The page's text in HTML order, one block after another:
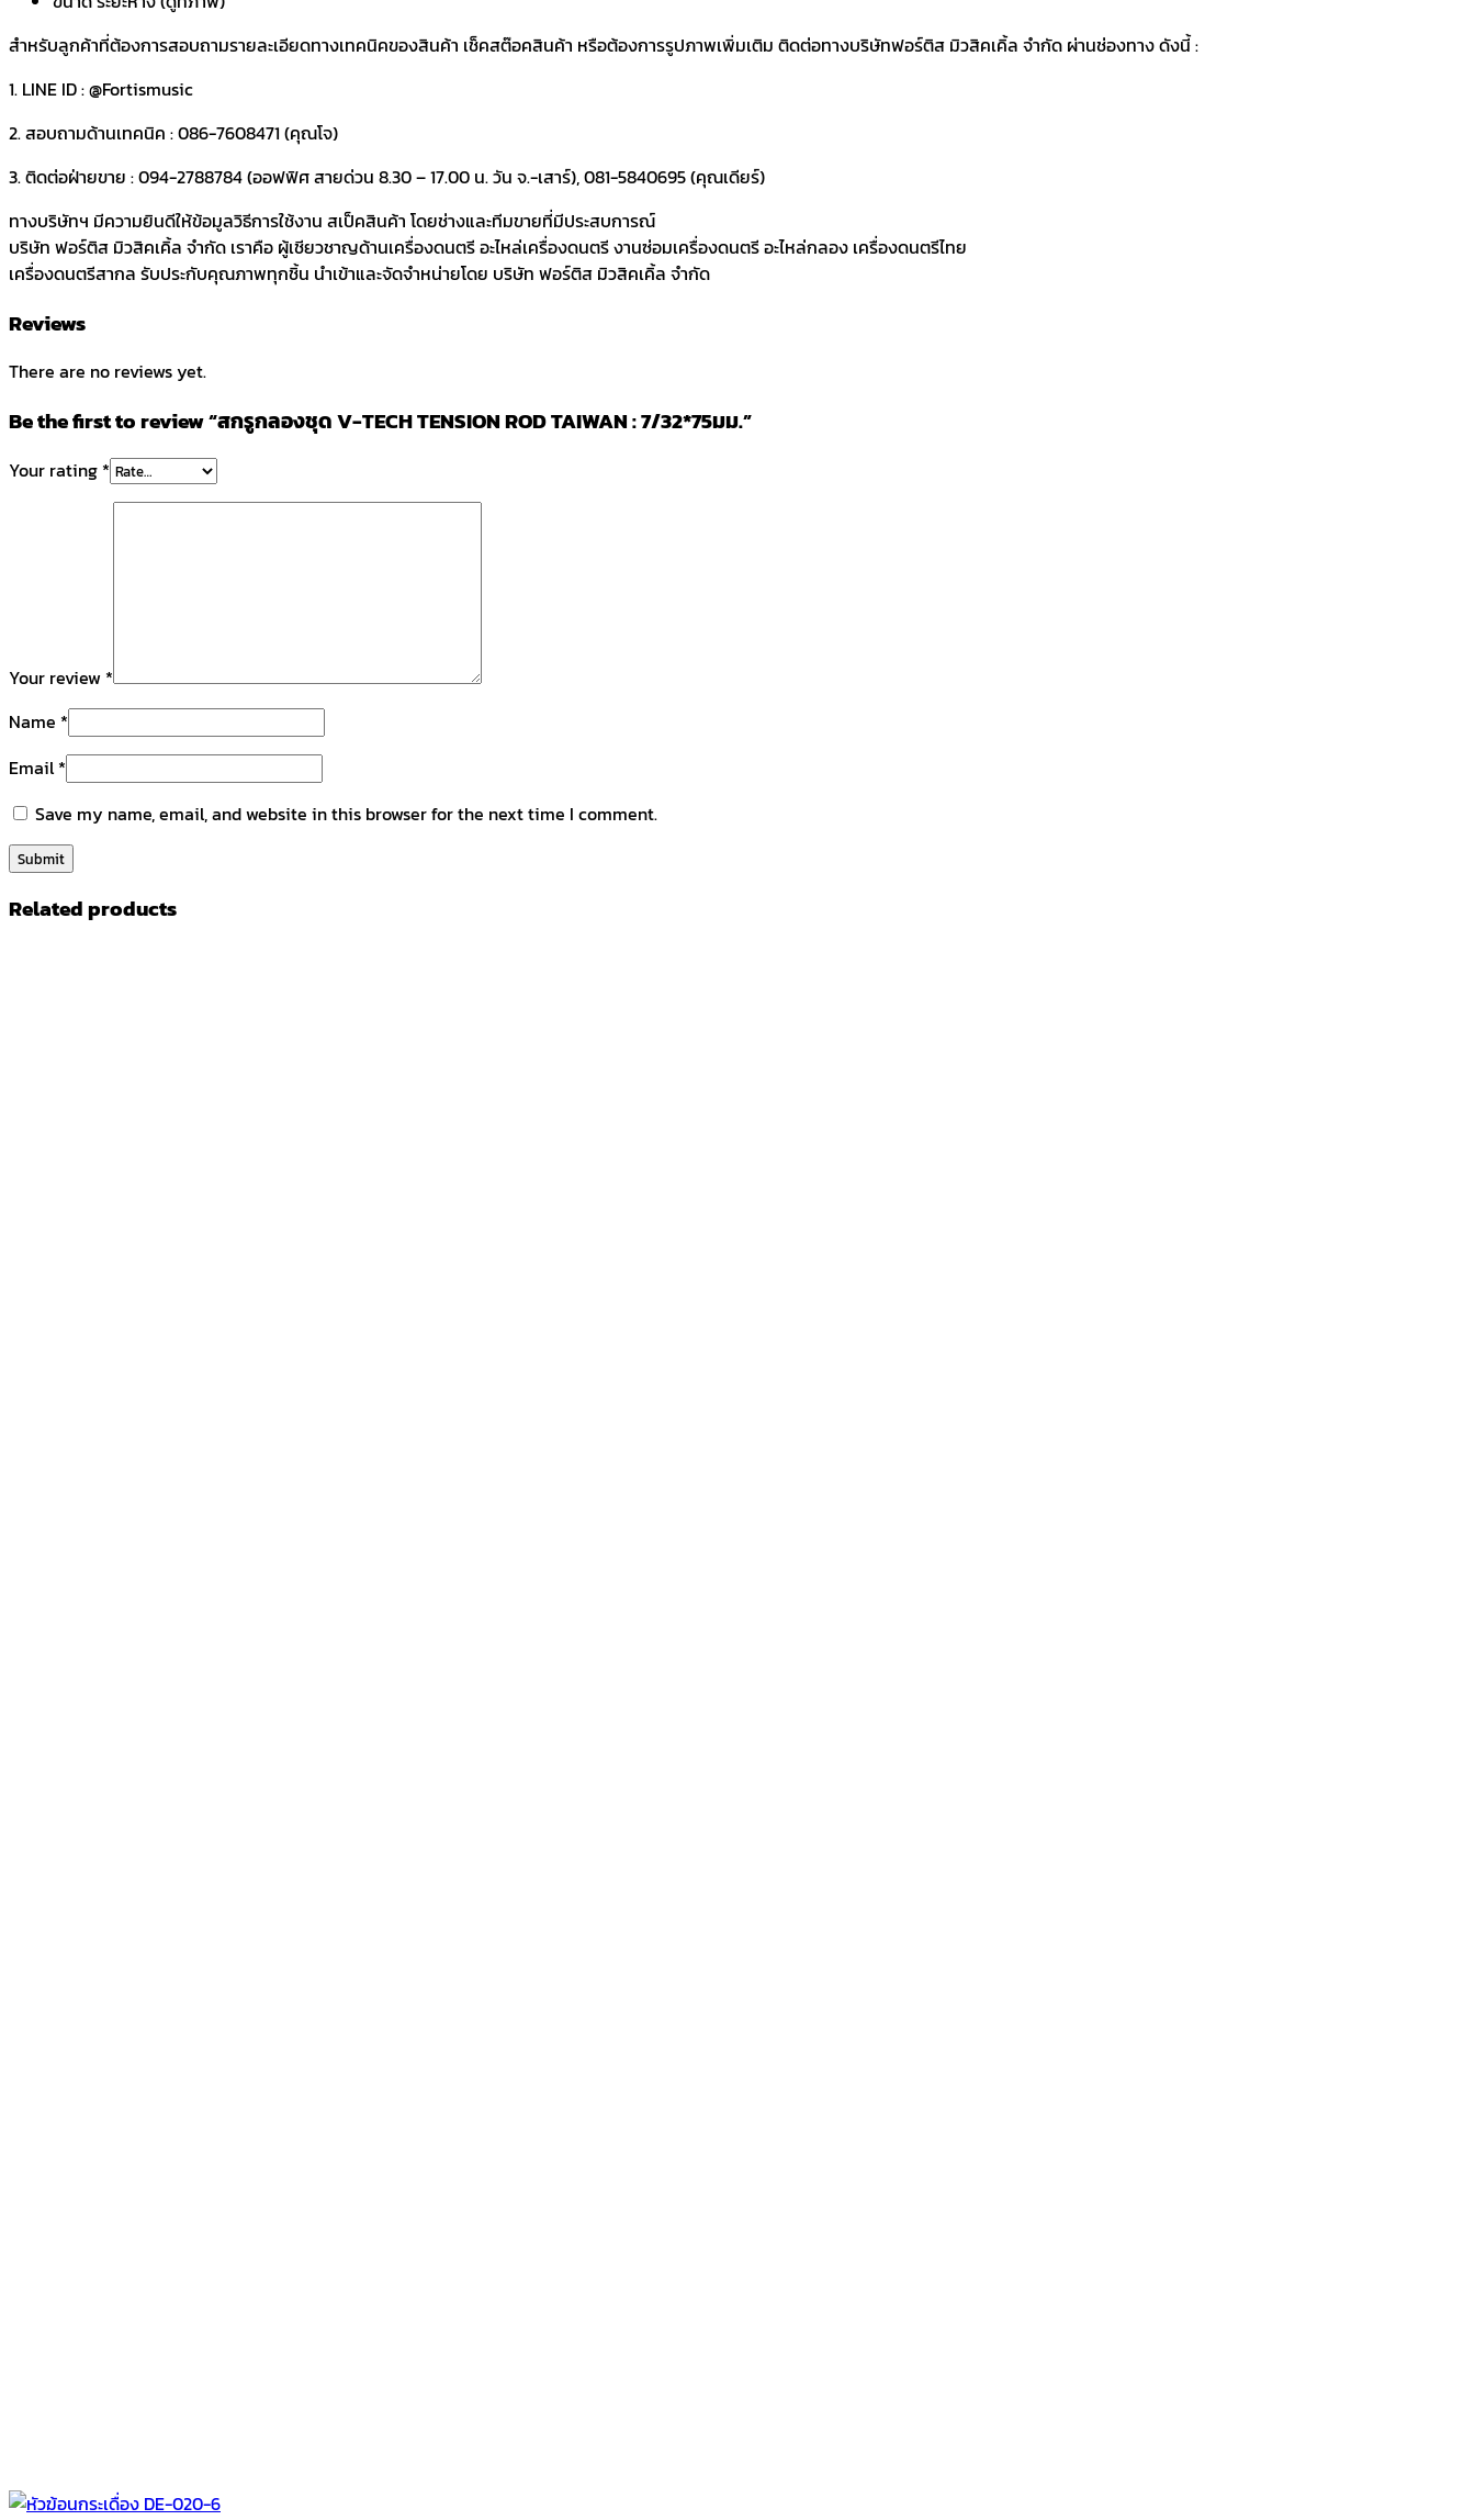
สำหรับลูกค้าที่ต้องการสอบถามรายละเอียดทางเทคนิคของสินค้า เช็คสต๊อคสินค้า หรือต้องการรูปภาพเพิ่มเติม ติดต่อทางบริษัทฟอร์ติส มิวสิคเคิ้ล จำกัด ผ่านช่องทาง ดังนี้ :
1. LINE ID : @Fortismusic
2. สอบถามด้านเทคนิค : 086-7608471 (คุณโจ)
3. ติดต่อฝ่ายขาย : 094-2788784 (ออฟฟิศ สายด่วน 8.30 – 17.00 น. วัน จ.-เสาร์), 081-5840695 (คุณเดียร์)
ทางบริษัทฯ มีความยินดีให้ข้อมูลวิธีการใช้งาน สเป็คสินค้า โดยช่างและทีมขายที่มีประสบการณ์
บริษัท ฟอร์ติส มิวสิคเคิ้ล จำกัด เราคือ ผู้เชียวชาญด้านเครื่องดนตรี อะไหล่เครื่องดนตรี งานซ่อมเครื่องดนตรี อะไหล่กลอง เครื่องดนตรีไทย
เครื่องดนตรีสากล รับประกับคุณภาพทุกชิ้น นำเข้าและจัดจำหน่ายโดย บริษัท ฟอร์ติส มิวสิคเคิ้ล จำกัด
Reviews
There are no reviews yet.
Be the first to review “สกรูกลองชุด V-TECH TENSION ROD TAIWAN : 7/32*75มม.”
Your rating *
Your review *
Name *
Email*
Save my name, email, and website in this browser for the next time I comment.
Related products